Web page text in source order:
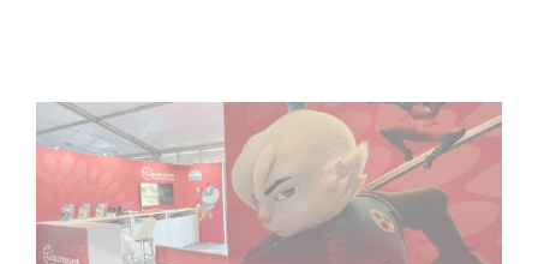
See you in Annecy for the MIFA